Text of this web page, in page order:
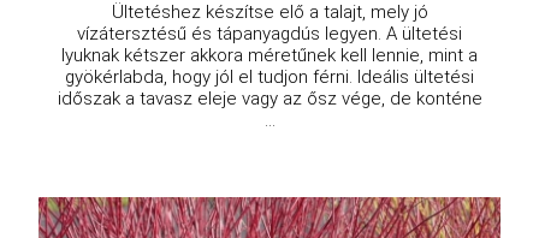
Ültetéshez készítse elő a talajt, mely jó
vízátersztésű és tápanyagdús legyen. A ültetési
lyuknak kétszer akkora méretűnek kell lennie, mint a
gyökérlabda, hogy jól el tudjon férni. Ideális ültetési
időszak a tavasz eleje vagy az ősz vége, de konténe
...